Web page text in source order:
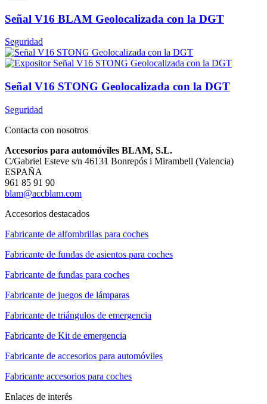
Señal V16 BLAM Geolocalizada con la DGT
Seguridad
Señal V16 STONG Geolocalizada con la DGT
Seguridad
Contacta con nosotros
Accesorios para automóviles BLAM, S.L.
C/Gabriel Esteve s/n 46131 Bonrepós i Mirambell (Valencia)
ESPAÑA
961 85 91 90
blam@accblam.com
Accesorios destacados
Fabricante de alfombrillas para coches
Fabricante de fundas de asientos para coches
Fabricante de fundas para coches
Fabricante de juegos de lámparas
Fabricante de triángulos de emergencia
Fabricante de Kit de emergencia
Fabricante de accesorios para automóviles
Fabricante accesorios para coches
Enlaces de interés